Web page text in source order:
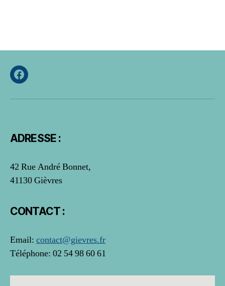
Facebook
ADRESSE :
42 Rue André Bonnet,
41130 Gièvres
CONTACT :
Email: contact@gievres.fr
Téléphone: 02 54 98 60 61